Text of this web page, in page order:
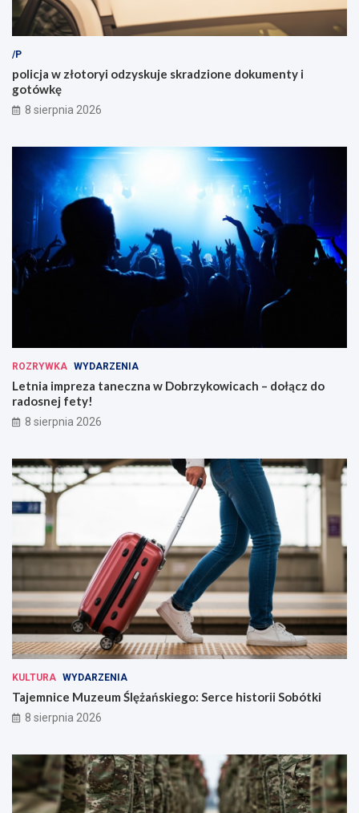
/P
policja w złotoryi odzyskuje skradzione dokumenty i
gotówkę
8 sierpnia 2026
ROZRYWKA WYDARZENIA
Letnia impreza taneczna w Dobrzykowicach – dołącz do
radosnej fety!
8 sierpnia 2026
KULTURA WYDARZENIA
Tajemnice Muzeum Ślężańskiego: Serce historii Sobótki
8 sierpnia 2026